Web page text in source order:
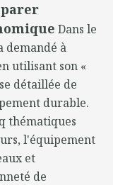
Dans le
demandé à
utilisant son «
détaillée de
durable.
thématiques
l'équipement
et
de